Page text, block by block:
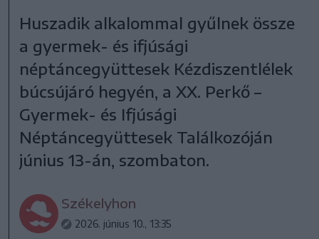
Huszadik alkalommal gyűlnek össze
a gyermek- és ifjúsági
néptáncegyüttesek Kézdiszentlélek
búcsújáró hegyén, a XX. Perkő –
Gyermek- és Ifjúsági
Néptáncegyüttesek Találkozóján
június 13-án, szombaton.
Székelyhon
2026. június 10., 13:35